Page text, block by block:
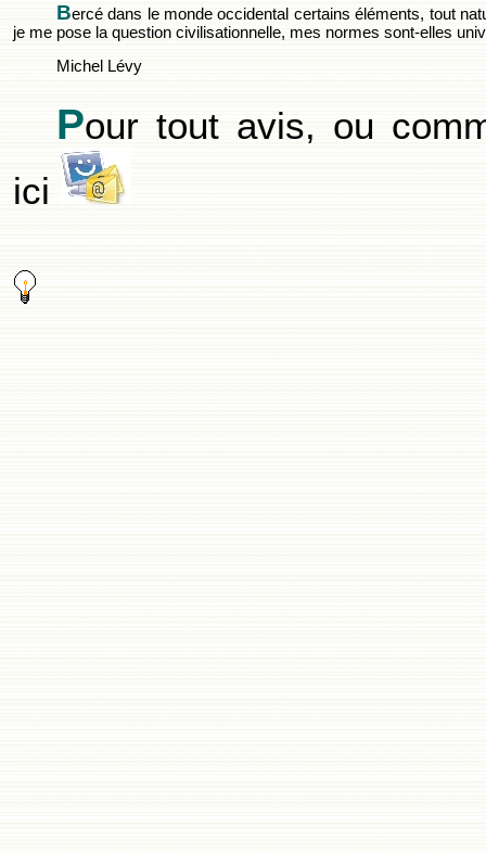
Bercé dans le monde occidental certains éléments, tout
je me pose la question civilisationnelle, mes normes sont-elles
Michel Lévy
Pour tout avis, ou
ici